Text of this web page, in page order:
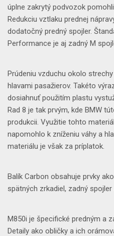
úplne zakrytý podvozok
Redukciu vztlaku prednej
dodatočný predný spojler.
Performance je aj zadný M
Prúdeniu vzduchu okolo strechy
hlavami pasažierov. Takéto
dosiahnuť použitím plastu
Rad 8 je tak prvým, kde BMW
produkcii. Využitie tohto
napomohlo k zníženiu váhy a
materiálu je však za príplatok.
Balík Carbon obsahuje prvky
spätných zrkadiel, zadný
M850i je špecifické predným a
Detaily ako obličky a ich